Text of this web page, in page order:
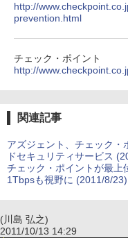
http://
prevention.html
チェック・ポイント
http://
関連記事
アズジェント、チェック
ドセキュリティサービス
チェック・ポイントが最上
1Tbpsも視野に (2011/8/23)
(川島 弘之)
2011/10/13 14:29